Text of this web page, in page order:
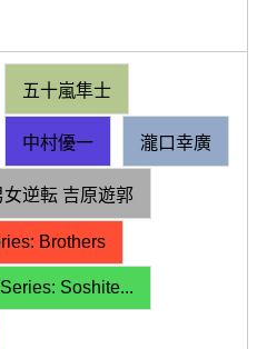
五十嵐隼士
中村優一 瀧口幸廣
女逆転 吉原遊郭
Brothers
Soshite...